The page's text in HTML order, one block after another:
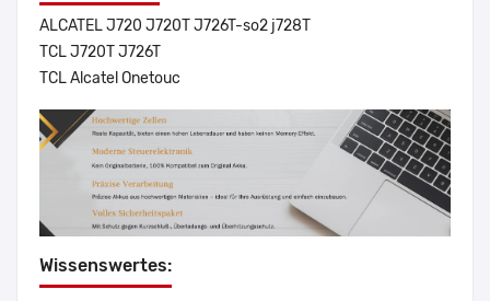
ALCATEL J720 J720T J726T-so2 j728T
TCL J720T J726T
TCL Alcatel Onetouc
Wissenswertes: